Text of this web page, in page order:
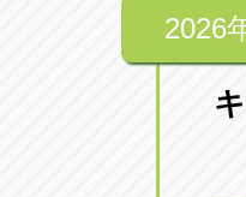
アップル
愛知県一
2026